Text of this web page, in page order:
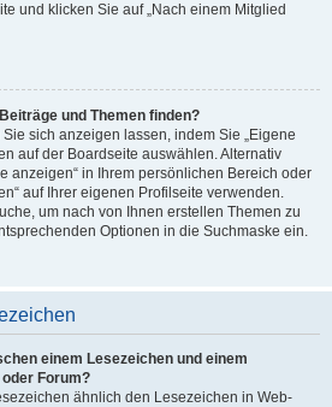
und klicken Sie auf „Nach einem Mitglied
und Themen finden?
sich anzeigen lassen, indem Sie „Eigene
auf der Boardseite auswählen. Alternativ
anzeigen“ in Ihrem persönlichen Bereich oder
auf Ihrer eigenen Profilseite verwenden.
um nach von Ihnen erstellen Themen zu
Optionen in die Suchmaske ein.
einem Lesezeichen und einem
Forum?
ähnlich den Lesezeichen in Web-